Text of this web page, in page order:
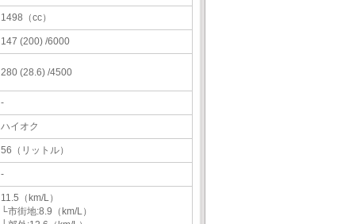
1498（cc）
147 (200) /6000
280 (28.6) /4500
-
ハイオク
56（リットル）
-
11.5（km/L）
└市街地:8.9（km/L）